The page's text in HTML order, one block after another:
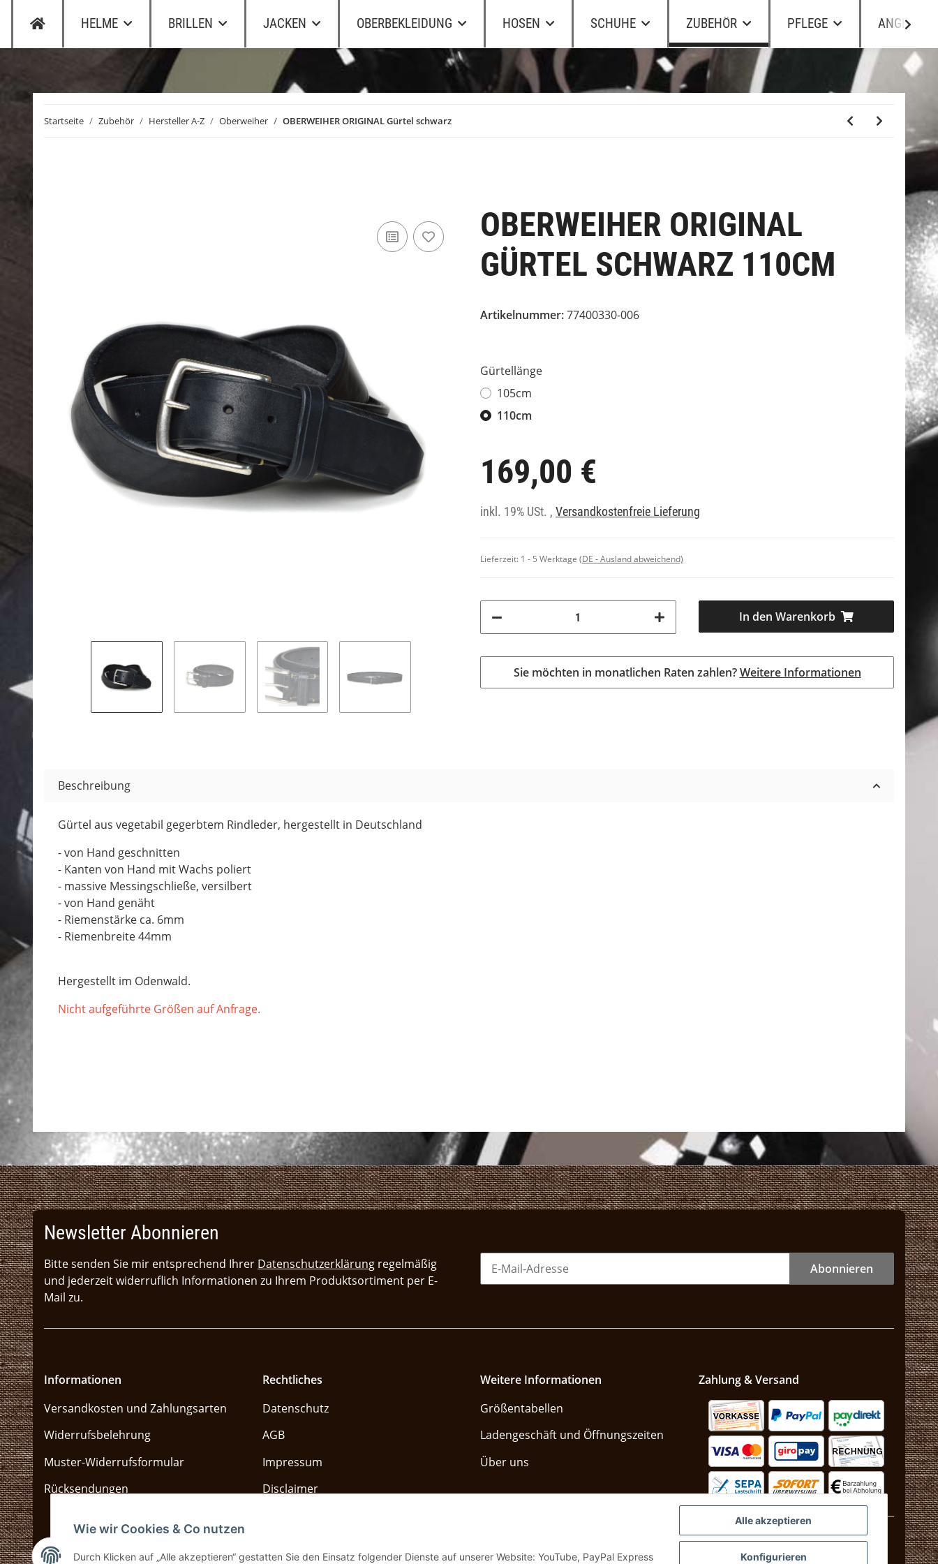
HELME BRILLEN JACKEN OBERBEKLEIDUNG HOSEN SCHUHE ZUBEHÖR PFLEGE ANGEBOTE
Startseite Zubehör Hersteller A-Z Oberweiher OBERWEIHER ORIGINAL Gürtel schwarz
OBERWEIHER ORIGINAL
GÜRTEL SCHWARZ 110CM
Artikelnummer:77400330-006
Gürtellänge
105cm
110cm
169,00 €
inkl. 19% USt. , Versandkostenfreie Lieferung
Lieferzeit: 1 - 5 Werktage (DE - Ausland abweichend)
In den Warenkorb
Sie möchten in monatlichen Raten zahlen?Weitere Informationen
Beschreibung
Gürtel aus vegetabil gegerbtem Rindleder, hergestellt in Deutschland
- von Hand geschnitten
- Kanten von Hand mit Wachs poliert
- massive Messingschließe, versilbert
- von Hand genäht
- Riemenstärke ca. 6mm
- Riemenbreite 44mm
Hergestellt im Odenwald.
Nicht aufgeführte Größen auf Anfrage.
Newsletter Abonnieren
Bitte senden Sie mir entsprechend Ihrer Datenschutzerklärung regelmäßig
und jederzeit widerruflich Informationen zu Ihrem Produktsortiment per E-
Mail zu.
Abonnieren
Informationen
Versandkosten und Zahlungsarten
Widerrufsbelehrung
Muster-Widerrufsformular
Rücksendungen
Rechtliches
Datenschutz
AGB
Impressum
Disclaimer
Weitere Informationen
Größentabellen
Ladengeschäft und Öffnungszeiten
Über uns
Zahlung & Versand
Wie wir Cookies & Co nutzen
Durch Klicken auf „Alle akzeptieren“ gestatten Sie den Einsatz folgender Dienste auf unserer Website: YouTube, PayPal Express
Alle akzeptieren
Konfigurieren